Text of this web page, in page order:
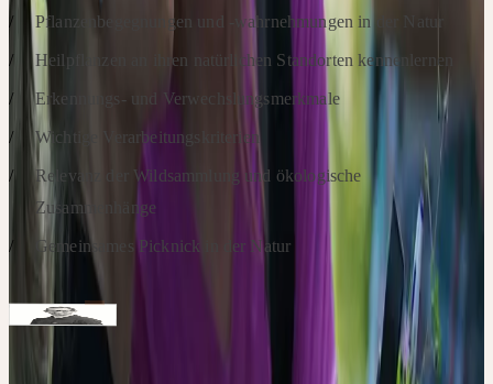
Pflanzenbegegnungen und -wahrnehmungen in der Natur
Heilpflanzen an ihren natürlichen Standorten kennenlernen
Erkennungs- und Verwechslungsmerkmale
Wichtige Verarbeitungskriterien
Relevanz der Wildsammlung und ökologische
Zusammenhänge
Gemeinsames Picknick in der Natur
Umweltingenieur FH, Chemielaborant
Raphael Stucki
Schwerpunkte: Wildsammlung, Verarbeitung, Qualitätskontrolle